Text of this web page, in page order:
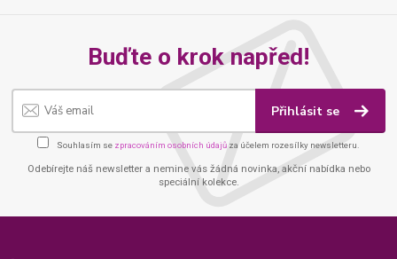
Buďte o krok napřed!
Přihlásit se
Souhlasím se zpracováním osobních údajů za účelem rozesílky newsletteru.
Odebírejte náš newsletter a nemine vás žádná novinka, akční nabídka nebo
speciální kolekce.